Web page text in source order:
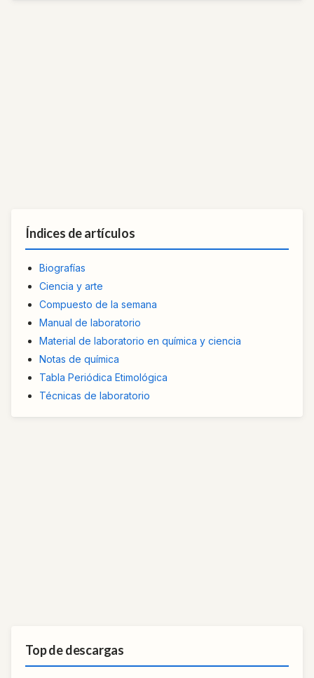
Índices de artículos
Biografías
Ciencia y arte
Compuesto de la semana
Manual de laboratorio
Material de laboratorio en química y ciencia
Notas de química
Tabla Periódica Etimológica
Técnicas de laboratorio
Top de descargas